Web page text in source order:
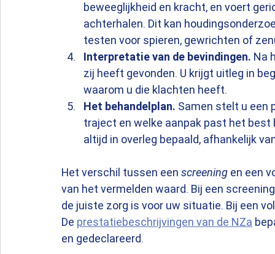
beweeglijkheid en kracht, en voert
achterhalen. Dit kan
testen voor spieren, gewrichten of
Interpretatie van de bevindingen. Na
zij heeft gevonden. U krijgt uitleg in
waarom u die klachten heeft.
Het behandelplan. Samen stelt u een
traject en welke aanpak past het
altijd in overleg bepaald, afhankelijk
Het verschil tussen een screening en een
van het vermelden waard. Bij een
de juiste zorg is voor uw situatie. Bij een
De prestatiebeschrijvingen van de NZa
en gedeclareerd.